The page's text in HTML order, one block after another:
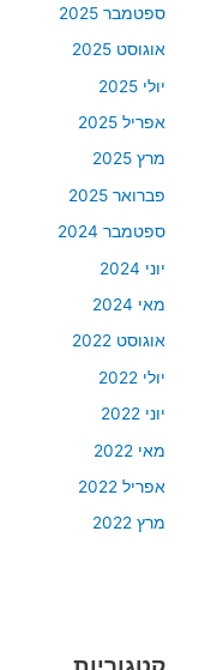
ספטמבר 2025
אוגוסט 2025
יולי 2025
אפריל 2025
מרץ 2025
פברואר 2025
ספטמבר 2024
יוני 2024
מאי 2024
אוגוסט 2022
יולי 2022
יוני 2022
מאי 2022
אפריל 2022
מרץ 2022